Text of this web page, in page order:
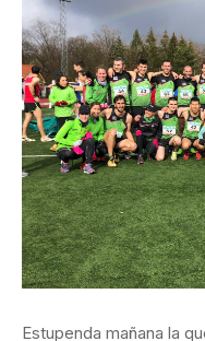
Estupenda mañana la